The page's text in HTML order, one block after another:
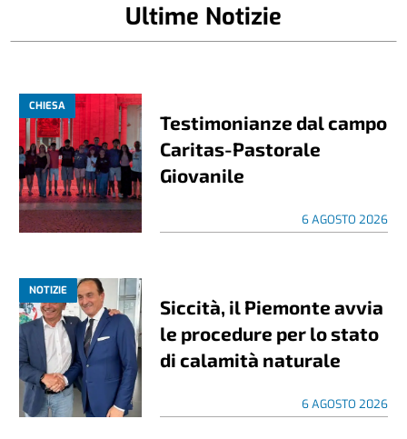
Ultime Notizie
CHIESA
Testimonianze dal campo
Caritas-Pastorale
Giovanile
6 AGOSTO 2026
NOTIZIE
Siccità, il Piemonte avvia
le procedure per lo stato
di calamità naturale
6 AGOSTO 2026